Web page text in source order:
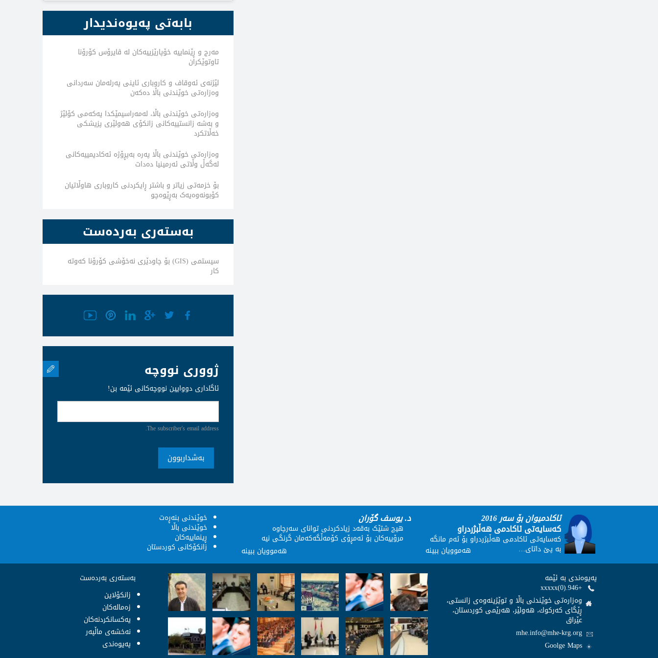
بابەتی پەیوەندیدار
مەرج و ڕێنماییە خۆپارێزییەکان لە ڤایرۆس کۆرۆنا
تاوتوێکران
لێژنەى ئەوقاف و کاروبارى ئاینى پەرلەمان سەردانى
وەزارەتى خوێندنى باڵا دەکەن
وەزارەتى خوێندنى باڵا، لەمەراسیمێکدا یەکەمی کۆلێژ
و بەشە زانستییەکانى زانکۆى هەولێرى پزیشکى
خەڵاتکرد
وەزارەتى خوێندنى باڵا پەرە بەپڕۆژە ئەکادیمییەکانى
لەگەڵ وڵاتى ئەرمینیا دەدات
بۆ خزمەتى زیاتر و باشتر ڕایکردنى کاروبارى هاوڵاتیان
کۆبونەوەیەک بەڕێوەچو
بەستەری بەردەست
سیستمی (GIS) بۆ چاودێری نەخۆشی کۆرۆنا كه‌وته‌
كار
ژووری نووچە
ئاگاداری دووایین نووچەکانی ئێمە بن!
The subscriber's email address.
بەشداربوون
خوێندنى بنەڕەت
خوێندنى باڵا
ڕینماییەکان
زانکۆکانى کوردستان
د. یوسف گۆران
هیچ شتێک بەقەد زیادکردنى تواناى سەرچاوە
مرۆییەکان بۆ ئەمڕۆى کۆمەڵگەکەمان گرنگى نیە
هەموویان ببینە
ئاکادمیوان بۆ سەر 2016
کەسایەتی ئاکادمی هەڵبژردراو
کەسایەتی ئاکادمی هەڵبژردراو بۆ ئەم مانگە
بە پێ داتای… هەموویان ببینە
بەستەری بەردەست
زانکۆلاین
زەمالەکان
یەکسانکردنەکان
نەخشەى ماڵپەر
پەيوەندى
پەيوەندى بە ئێمە
+946.(0)xxxxx
وەزارەتى خوێندنى باڵا و توێژینەوەى زانستى،
ڕێگاى كەركوك، هەولێر، هەرێمى كوردستان،
عێراق
mhe.info@mhe-krg.org
Goolge Maps